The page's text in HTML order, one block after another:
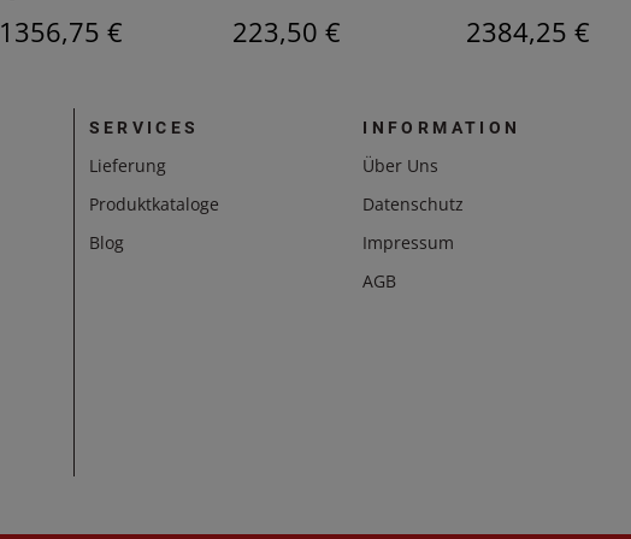
1356,75 € 223,50 € 2384,25 €
SERVICES
Lieferung
Produktkataloge
Blog
INFORMATION
Über Uns
Datenschutz
Impressum
AGB